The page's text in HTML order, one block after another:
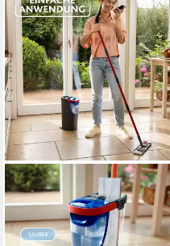
VILEDA
Bodenwischer-Set Vileda
H2PrO Flat Mop System, (Set,
3-St), 100%-ige Trennung von